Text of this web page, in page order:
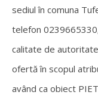
sediul în comuna
telefon
calitate de
ofertă în scopul
având ca obiect